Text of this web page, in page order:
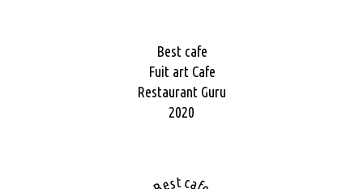
Best cafe
Fuit art Cafe
Restaurant Guru
2020